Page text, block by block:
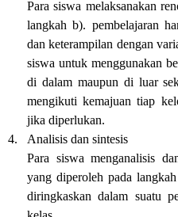
Para siswa melaksanakan
langkah b). pembelajaran
dan keterampilan dengan
siswa untuk menggunakan
di dalam maupun di luar
mengikuti kemajuan tiap
jika diperlukan.
4.
Analisis dan sintesis
Para siswa menganalisis
yang diperoleh pada
diringkaskan dalam suatu